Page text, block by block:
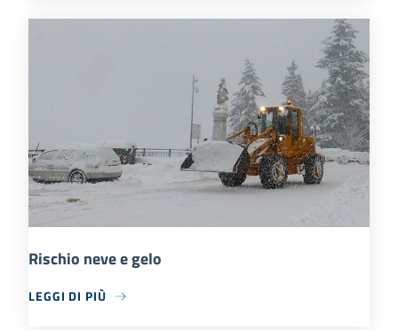
Rischio neve e gelo
LEGGI DI PIÙ